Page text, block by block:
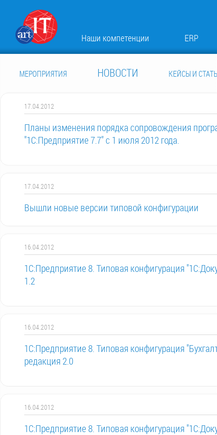
Наши компетенции ERP
МЕРОПРИЯТИЯ НОВОСТИ КЕЙСЫ И
17.04.2012
Планы изменения порядка сопровождения
"1С:Предприятие 7.7" с 1 июля 2012 года.
17.04.2012
Вышли новые версии типовой конфигурации
16.04.2012
1С:Предприятие 8. Типовая конфигурация
1.2
16.04.2012
1С:Предприятие 8. Типовая конфигурация
редакция 2.0
16.04.2012
1С:Предприятие 8. Типовая конфигурация